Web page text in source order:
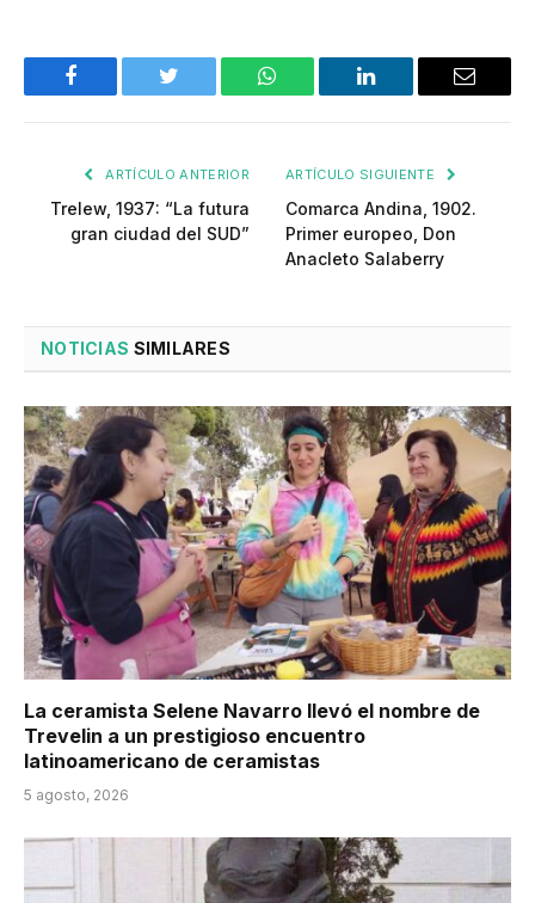
Facebook Twitter WhatsApp LinkedIn Email
ARTÍCULO ANTERIOR
Trelew, 1937: “La futura
gran ciudad del SUD”
ARTÍCULO SIGUIENTE
Comarca Andina, 1902.
Primer europeo, Don
Anacleto Salaberry
NOTICIAS SIMILARES
La ceramista Selene Navarro llevó el nombre de
Trevelin a un prestigioso encuentro
latinoamericano de ceramistas
5 agosto, 2026